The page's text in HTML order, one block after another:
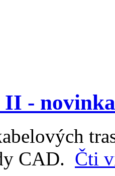
- novinka
CAD. Čti